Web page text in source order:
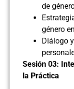
de
género
Diálogo
Sesión 03:
la Práctica